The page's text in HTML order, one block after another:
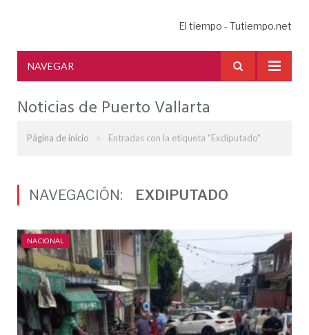
El tiempo - Tutiempo.net
NAVEGAR
Noticias de Puerto Vallarta
Página de inicio » Entradas con la etiqueta "Exdiputado"
NAVEGACIÓN: EXDIPUTADO
NACIONAL